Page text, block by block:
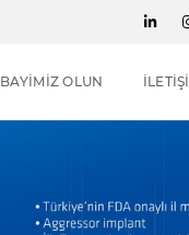
BAYİMİZ OLUN